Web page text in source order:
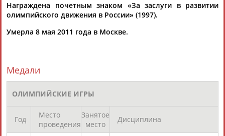
Каримжан
АБДРАХМАНОВ
Аделя
АБДРАХМАНОВААБДУВАЛИЕВ
АБДУЛАЕВ
АБДУЛАЕВ
Награждена почетным знаком «За заслуги в развитии
олимпийского движения в России» (1997).
Умерла 8 мая 2011 года в Москве.
Медали
ОЛИМПИЙСКИЕ ИГРЫ
Год
Место
проведения
Занятое
место
Дисциплина